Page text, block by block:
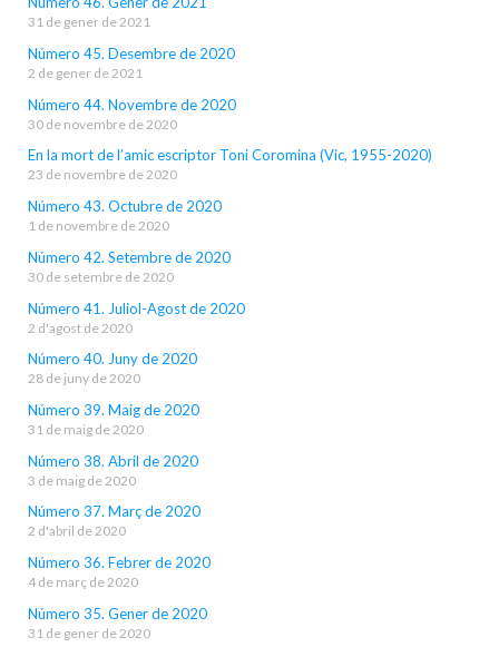
31 de gener de 2021
Número 45. Desembre de 2020
2 de gener de 2021
Número 44. Novembre de 2020
30 de novembre de 2020
En la mort de l’amic escriptor Toni Coromina (Vic, 1955-2020)
23 de novembre de 2020
Número 43. Octubre de 2020
1 de novembre de 2020
Número 42. Setembre de 2020
30 de setembre de 2020
Número 41. Juliol-Agost de 2020
2 d'agost de 2020
Número 40. Juny de 2020
28 de juny de 2020
Número 39. Maig de 2020
31 de maig de 2020
Número 38. Abril de 2020
3 de maig de 2020
Número 37. Març de 2020
2 d'abril de 2020
Número 36. Febrer de 2020
4 de març de 2020
Número 35. Gener de 2020
31 de gener de 2020